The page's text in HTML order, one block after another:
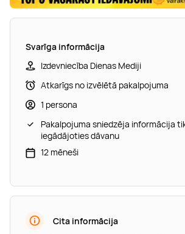
Svarīga informācija
Izdevniecība Dienas Mediji
Atkarīgs no izvēlētā pakalpojuma
1 persona
Pakalpojuma sniedzēja informācija
iegādājoties dāvanu
12 mēneši
Cita informācija